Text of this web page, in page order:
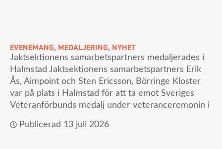
EVENEMANG, MEDALJERING, NYHET
Jaktsektionens samarbetspartners medaljerades i
Halmstad Jaktsektionens samarbetspartners Erik
Ås, Aimpoint och Sten Ericsson, Börringe Kloster
var på plats i Halmstad för att ta emot Sveriges
Veteranförbunds medalj under veteranceremonin i
Publicerad 13 juli 2026